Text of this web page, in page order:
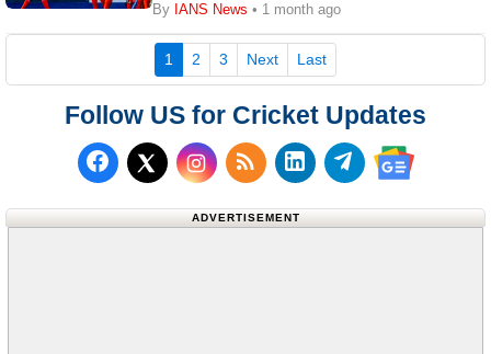
By IANS News • 1 month ago
1 (current)
2 3 Next Last
Follow US for Cricket Updates
Follow us on Facebook
Follow us on X (Twitter)
Subscribe to our RSS
Follow us on
Follow us on
Follow us
ADVERTISEMENT